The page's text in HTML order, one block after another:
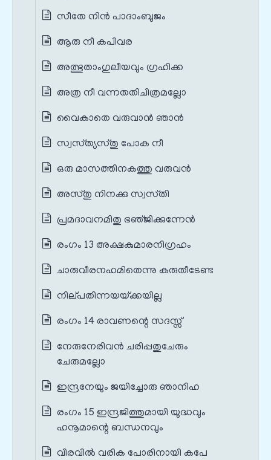
സീതേ നിന്‍ പാദാംബുജം
ആരു നീ കപിവര
അത്ഭുതാംഗുലീയവും ഗ്രഹിക്ക
അത്ര നീ വന്നതതിചിത്രമല്ലോ
വൈകാതെ വരുവാന്‍ ഞാന്‍
സ്വസ്‌ത്യസ്‌തു പോക നീ
ഒരു മാസത്തിനകത്തു വരുവന്‍
അസ്‌തു നിനക്കു സ്വസ്‌തി
പ്രമദാവനമിതു ഭഞ്‌ജിക്കുന്നേന്‍
രംഗം 13 അക്ഷകുമാരനിഗ്രഹം
ചാരുവീരനഹമിതെന്നു കരുതീടേണ്ട
നില്‌പതിന്നയയ്‌ക്കയില്ല
രംഗം 14 രാവണന്റെ സദസ്സ്
നേരുനേരിവന്‍ ചരിപ്പതുചേരും
ചേരുമല്ലോ
ഇന്ദ്രനേയും ജയിച്ചോരു ഞാനിഹ
രംഗം 15 ഇന്ദ്രജിത്തുമായി യുദ്ധവും
ഹനൂമാന്റെ ബന്ധനവും
വിരവില്‍ വരിക പോരിനായി കപേ